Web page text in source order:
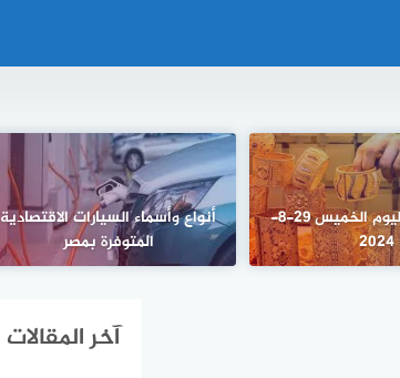
سعر الذهب اليوم الخميس 29-8-
2024
أنواع وأسماء السيارات الاقتصادية
المتوفرة بمصر
آخر المقالات